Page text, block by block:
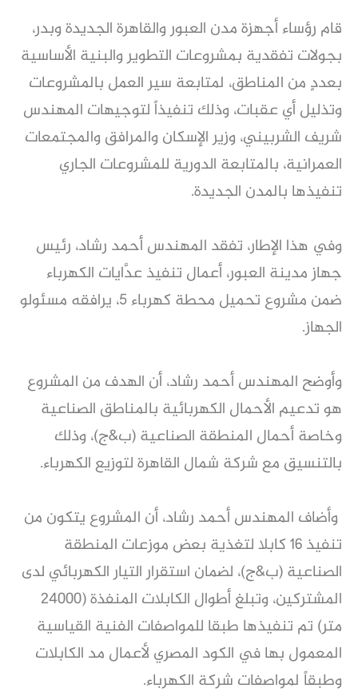
قام رؤساء أجهزة مدن العبور والقاهرة الجديدة وبدر،
بجولات تفقدية بمشروعات التطوير والبنية الأساسية
بعددٍ من المناطق، لمتابعة سير العمل بالمشروعات
وتذليل أي عقبات، وذلك تنفيذاً لتوجيهات المهندس
شريف الشربيني، وزير الإسكان والمرافق والمجتمعات
العمرانية، بالمتابعة الدورية للمشروعات الجاري
تنفيذها بالمدن الجديدة.
وفي هذا الإطار، تفقد المهندس أحمد رشاد، رئيس
جهاز مدينة العبور، أعمال تنفيذ عدَّايات الكهرباء
ضمن مشروع تحميل محطة كهرباء ٥، يرافقه مسئولو
الجهاز.
وأوضح المهندس أحمد رشاد، أن الهدف من المشروع
هو تدعيم الأحمال الكهربائية بالمناطق الصناعية
وخاصة أحمال المنطقة الصناعية (ب&ج)، وذلك
بالتنسيق مع شركة شمال القاهرة لتوزيع الكهرباء.
وأضاف المهندس أحمد رشاد، أن المشروع يتكون من
تنفيذ ١٦ كابلا لتغذية بعض موزعات المنطقة
الصناعية (ب&ج)، لضمان استقرار التيار الكهربائي لدى
المشتركين، وتبلغ أطوال الكابلات المنفذة (٢٤٠٠٠
متر) تم تنفيذها طبقا للمواصفات الفنية القياسية
المعمول بها في الكود المصري لأعمال مد الكابلات
وطبقاً لمواصفات شركة الكهرباء.